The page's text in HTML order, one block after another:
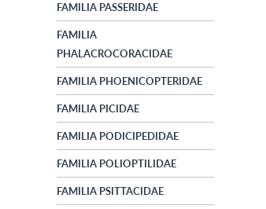
FAMILIA PASSERIDAE
FAMILIA
PHALACROCORACIDAE
FAMILIA PHOENICOPTERIDAE
FAMILIA PICIDAE
FAMILIA PODICIPEDIDAE
FAMILIA POLIOPTILIDAE
FAMILIA PSITTACIDAE